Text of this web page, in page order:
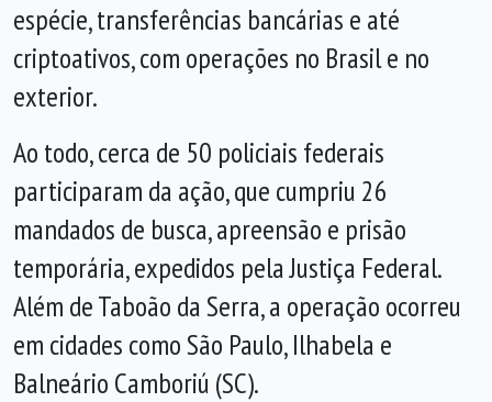
espécie, transferências bancárias e até
criptoativos, com operações no Brasil e no
exterior.
Ao todo, cerca de 50 policiais federais
participaram da ação, que cumpriu 26
mandados de busca, apreensão e prisão
temporária, expedidos pela Justiça Federal.
Além de Taboão da Serra, a operação ocorreu
em cidades como São Paulo, Ilhabela e
Balneário Camboriú (SC).